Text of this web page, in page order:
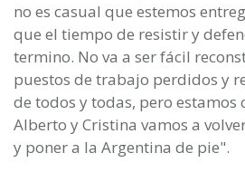
no es casual que estemos
que el tiempo de resistir y
termino. No va a ser fácil
puestos de trabajo perdidos y
de todos y todas, pero estamos
Alberto y Cristina vamos a
y poner a la Argentina de pie".